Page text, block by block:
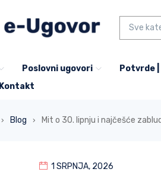
Poslovni ugovori Potvrde
Kontakt
› Blog › Mit o 30. lipnju i najčešće
1 SRPNJA, 2026